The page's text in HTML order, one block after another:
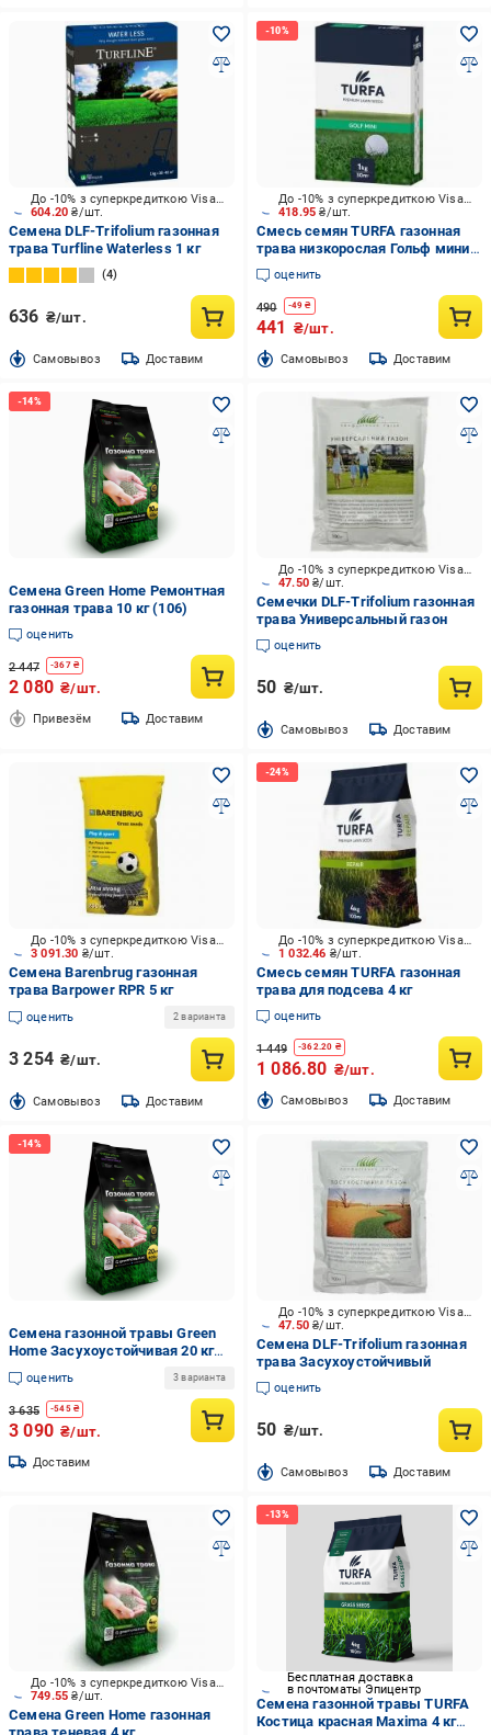
604.20₴/шт.
До -10% з суперкредиткою Visa Вигода
Семена DLF-Trifolium газонная
трава Turfline Waterless 1 кг
4
636 ₴/шт.
Cамовывоз Доставим
418.95₴/шт.
До -10% з суперкредиткою Visa Вигода
Смесь семян TURFA газонная
трава низкорослая Гольф мини 1
кг
оценить
490 -49 ₴
441 ₴/шт.
Cамовывоз Доставим
Семена Green Home Ремонтная
газонная трава 10 кг (106)
оценить
2 447 -367₴
2 080 ₴/шт.
Привезём Доставим
47.50₴/шт.
До -10% з суперкредиткою Visa Вигода
Семечки DLF-Trifolium газонная
трава Универсальный газон
оценить
50 ₴/шт.
Cамовывоз Доставим
3 091.30 ₴/шт.
До -10% з суперкредиткою Visa Вигода
Семена Barenbrug газонная
трава Barpower RPR 5 кг
оценить 2 варианта
3 254 ₴/шт.
Cамовывоз Доставим
1 032.46 ₴/шт.
До -10% з суперкредиткою Visa Вигода
Смесь семян TURFA газонная
трава для подсева 4 кг
оценить
1 449 -362.20 ₴
1 086.80 ₴/шт.
Cамовывоз Доставим
Семена газонной травы Green
Home Засухоустойчивая 20 кг
(85)
оценить 3 варианта
3 635 -545₴
3 090 ₴/шт.
Доставим
47.50₴/шт.
До -10% з суперкредиткою Visa Вигода
Семена DLF-Trifolium газонная
трава Засухоустойчивый
оценить
50 ₴/шт.
Cамовывоз Доставим
749.55₴/шт.
До -10% з суперкредиткою Visa Вигода
Семена Green Home газонная
Бесплатная доставка
в почтоматы Эпицентр
Семена газонной травы TURFA
Костица красная Maxima 4 кг